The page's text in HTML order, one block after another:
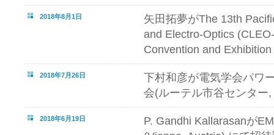
2018年8月1日
矢田拓夢がThe 13th
and Electro-Optics
Convention and
2018年7月26日
下村和彦が電気学会パワ
会(ルーテル市谷センター
2018年6月19日
P. Gandhi Kallarasanが